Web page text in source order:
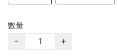
數量
−
+